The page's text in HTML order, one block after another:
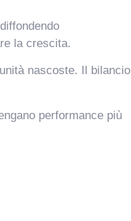
la crescita.
nascoste. Il bilancio
performance più